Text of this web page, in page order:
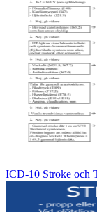
ICD-10 Stroke och